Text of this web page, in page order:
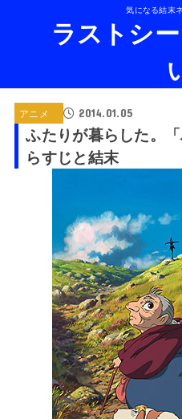
気になる結末
ラストシ
アニメ 2014.01.05
ふたりが暮らした。
らすじと結末